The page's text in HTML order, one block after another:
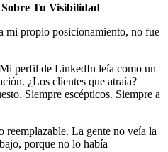
Tu Visibilidad
mi propio posicionamiento, no fue
perfil de LinkedIn leía como un
¿Los clientes que atraía?
Siempre escépticos. Siempre a
reemplazable. La gente no veía la
porque no lo había